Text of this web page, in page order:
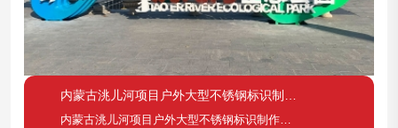
内蒙古洮儿河项目户外大型不锈钢标识制作案例